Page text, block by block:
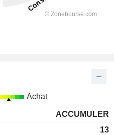
Achat
ACCUMULER
13